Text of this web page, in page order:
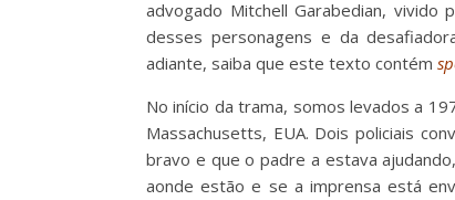
advogado Mitchell Garabedian, vivido
desses personagens e da
adiante, saiba que este texto contém
No início da trama, somos levados a
Massachusetts, EUA. Dois policiais
bravo e que o padre a estava
aonde estão e se a imprensa está